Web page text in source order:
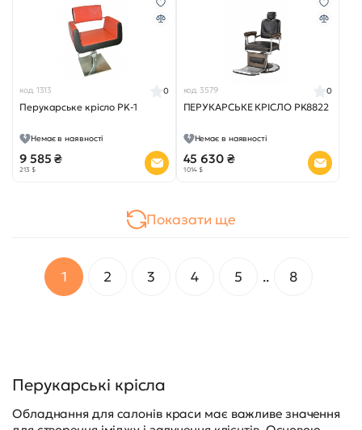
код 1313
Перукарське крісло PK-1
0
Немає в наявності
9 585 ₴
213 $
код 3579
ПЕРУКАРСЬКЕ КРІСЛО PK8822
0
Немає в наявності
45 630 ₴
1 014 $
Показати ще
1 2 3 4 5 .. 8
Перукарські крісла
Обладнання для салонів краси має важливе значення